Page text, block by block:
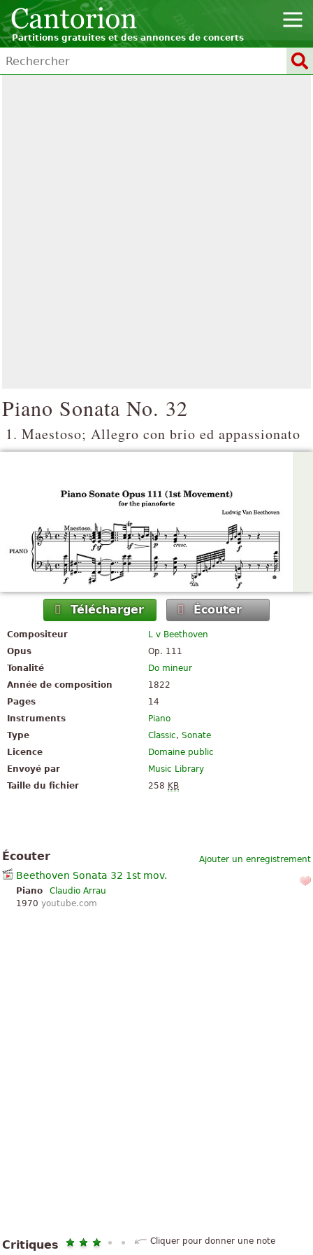
Partitions gratuites et des annonces de concerts
Piano Sonata No. 32
1. Maestoso; Allegro con brio ed appassionato
Télécharger Écouter
Compositeur
L v Beethoven
Opus
Op. 111
Tonalité
Do mineur
Année de composition
1822
Pages
14
Instruments
Piano
Type
Classic,Sonate
Licence
Domaine public
Envoyé par
Music Library
Taille du fichier
258 KB
Ajouter un enregistrement
Écouter
Beethoven Sonata 32 1st mov.
Piano
Claudio Arrau
1970 youtube.com
Critiques Cliquer pour donner une note